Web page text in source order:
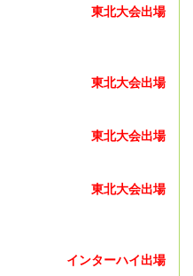
東北大会出場
東北大会出場
東北大会出場
東北大会出場
インターハイ出場